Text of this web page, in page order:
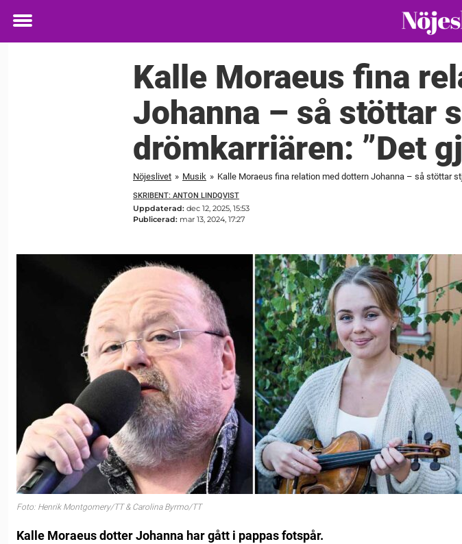
Toggle
Kalle Moraeus fina
Johanna – så stöttar
drömkarriären: ”Det
Nöjeslivet » Musik » Kalle Moraeus fina relation med dottern Johanna – så stöttar
SKRIBENT: ANTON LINDQVIST
Uppdaterad: dec 12, 2025, 15:53
Publicerad: mar 13, 2024, 17:27
Foto: Henrik Montgomery/TT & Carolina Byrmo/TT
Kalle Moraeus dotter Johanna har gått i pappas fotspår.